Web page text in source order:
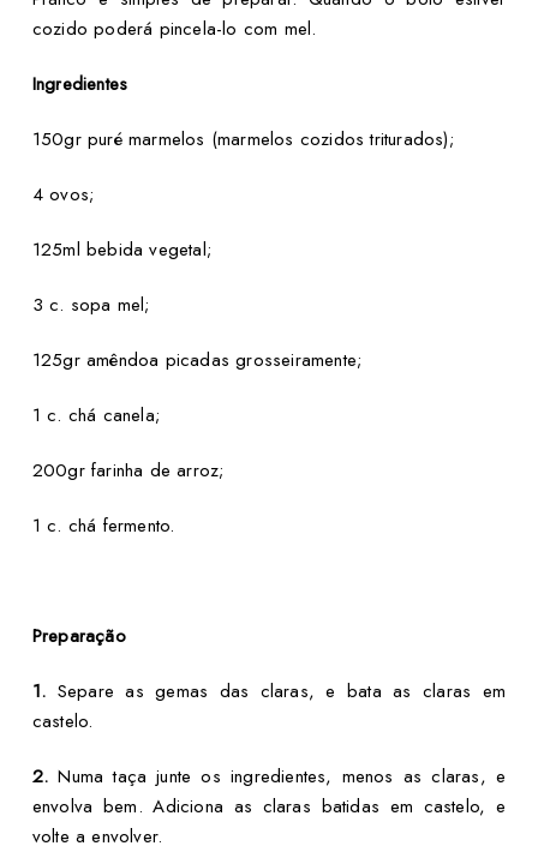
cozido poderá pincela-lo com mel.
Ingredientes
150gr puré marmelos (marmelos cozidos triturados);
4 ovos;
125ml bebida vegetal;
3 c. sopa mel;
125gr amêndoa picadas grosseiramente;
1 c. chá canela;
200gr farinha de arroz;
1 c. chá fermento.
Preparação
1. Separe as gemas das claras, e bata as claras em
castelo.
2. Numa taça junte os ingredientes, menos as claras, e
envolva bem. Adiciona as claras batidas em castelo, e
volte a envolver.